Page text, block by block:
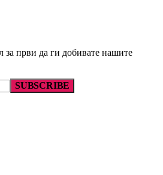
за први да ги добивате нашите
SUBSCRIBE